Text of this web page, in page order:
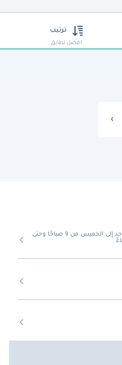
ترتيب
أفضل تطابق
›
من الأحد إلى الخميس من 9 صباحًا وحتى